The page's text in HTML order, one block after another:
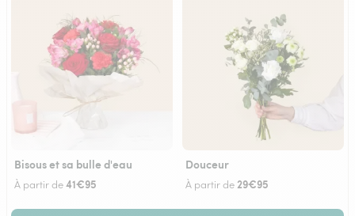
Bisous et sa bulle d'eau
À partir de41€95
Douceur
À partir de 29€95